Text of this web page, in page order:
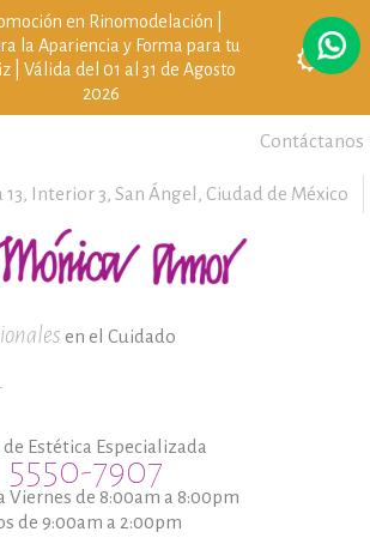
en Rinomodelación |
la Apariencia y Forma para tu
| Válida del 01 al 31 de Agosto
2026
Contáctanos
Interior 3, San Ángel, Ciudad de México
en el Cuidado
Estética Especializada
5550-7907
Viernes de 8:00am a 8:00pm
de 9:00am a 2:00pm